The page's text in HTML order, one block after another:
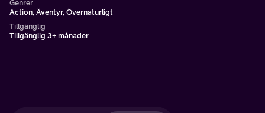
Genrer
Action, Äventyr, Övernaturligt
Tillgänglig
Tillgänglig 3+ månader